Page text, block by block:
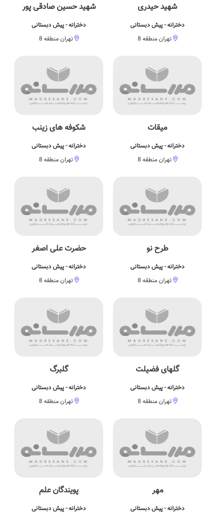
شهید حیدری
دخترانه - پیش دبستانی
تهران منطقه 8
شهید حسین صادقی پور
دخترانه - پیش دبستانی
تهران منطقه 8
میقات
دخترانه - پیش دبستانی
تهران منطقه 8
شکوفه های زینب
دخترانه - پیش دبستانی
تهران منطقه 8
طرح نو
دخترانه - پیش دبستانی
تهران منطقه 8
حضرت علی اصغر
دخترانه - پیش دبستانی
تهران منطقه 8
گلهای فضیلت
دخترانه - پیش دبستانی
تهران منطقه 8
گلبرگ
دخترانه - پیش دبستانی
تهران منطقه 8
مهر
دخترانه - پیش دبستانی
پویندگان علم
دخترانه - پیش دبستانی